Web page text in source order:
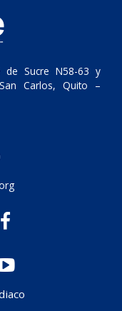
de Sucre N58-63 y
Carlos, Quito –